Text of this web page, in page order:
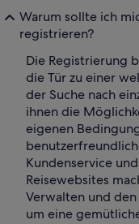
Warum sollte ich
registrieren?
Die Registrierung
die Tür zu einer
der Suche nach
ihnen die
eigenen
Kundenservice
Reisewebsites
Verwalten und
um eine